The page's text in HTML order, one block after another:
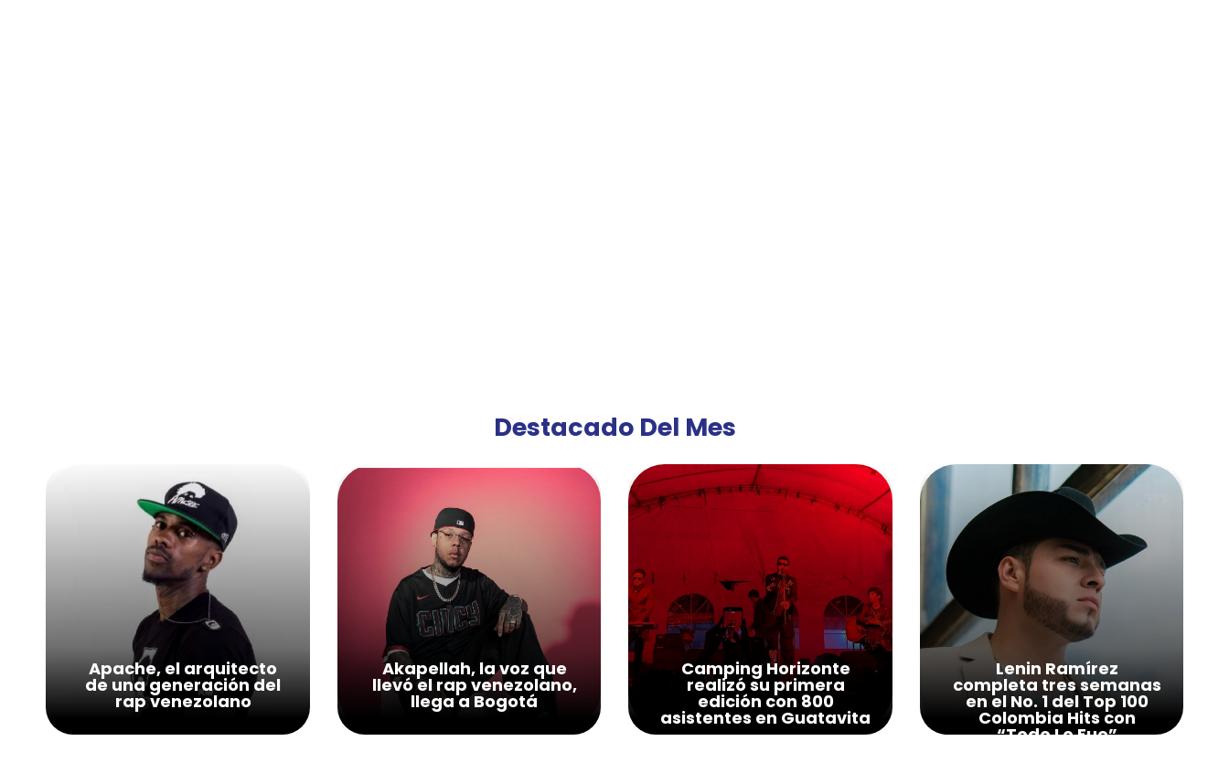
Destacado Del Mes
Apache, el arquitecto
de una generación del
rap venezolano
Akapellah, la voz que
llevó el rap venezolano,
llega a Bogotá
Camping Horizonte
realizó su primera
edición con 800
asistentes en Guatavita
Lenin Ramírez
completa tres semanas
en el No. 1 del Top 100
Colombia Hits con
“Todo Lo Fue”